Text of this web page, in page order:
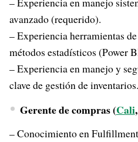
avanzado (requerido).
– Experiencia herramientas
métodos estadísticos (Power
– Experiencia en manejo y
clave de gestión de inventarios.
Gerente de compras (Cali
– Conocimiento en